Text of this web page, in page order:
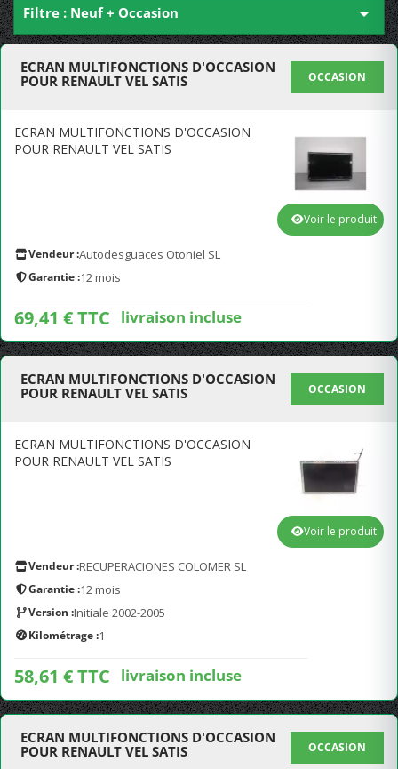
Filtre : Neuf + Occasion 
ECRAN MULTIFONCTIONS D'OCCASION
POUR RENAULT VEL SATIS
OCCASION
ECRAN MULTIFONCTIONS D'OCCASION
POUR RENAULT VEL SATIS
Vendeur :Autodesguaces Otoniel SL
Garantie :12 mois
69,41 € TTC livraison incluse
Voir le produit
ECRAN MULTIFONCTIONS D'OCCASION
POUR RENAULT VEL SATIS
OCCASION
ECRAN MULTIFONCTIONS D'OCCASION
POUR RENAULT VEL SATIS
Vendeur :RECUPERACIONES COLOMER SL
Garantie :12 mois
Version :Initiale 2002-2005
Kilométrage :1
58,61 € TTC livraison incluse
Voir le produit
ECRAN MULTIFONCTIONS D'OCCASION
POUR RENAULT VEL SATIS
OCCASION